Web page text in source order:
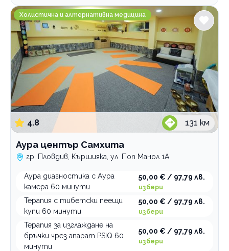
Аура център Самхита
Холистична и алтернативна медицина
4.8 131 км
Аура център Самхита
гр. Пловдив, Кършияка, ул. Поп Манол 1А
Аура диагностика с Аура
камера 60 минути
50,00 € / 97,79 лв.
избери
Терапия с тибетски пеещи
купи 60 минути
50,00 € / 97,79 лв.
избери
Терапия за изглаждане на
бръчки чрез апарат PSIQ 60
минути
50,00 € / 97,79 лв.
избери
Бокс
Танци
Фитнес
Гимнастика
Катерене
Спортни лагери и програми
Спортна стрелба
Плуване
Тенис на корт
Зимни спортове
Футбол
По домовете